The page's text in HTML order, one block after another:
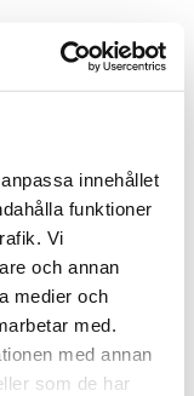
innehållet
funktioner
Vi
och annan
medier och
med.
med annan
som de har